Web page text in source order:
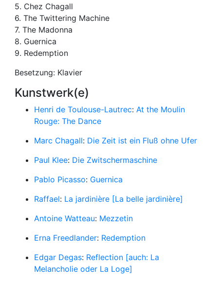
5. Chez Chagall
6. The Twittering Machine
7. The Madonna
8. Guernica
9. Redemption
Besetzung: Klavier
Kunstwerk(e)
Henri de Toulouse-Lautrec: At the Moulin
Rouge: The Dance
Marc Chagall: Die Zeit ist ein Fluß ohne Ufer
Paul Klee: Die Zwitschermaschine
Pablo Picasso: Guernica
Raffael: La jardinière [La belle jardinière]
Antoine Watteau: Mezzetin
Erna Freedlander: Redemption
Edgar Degas: Reflection [auch: La
Melancholie oder La Loge]